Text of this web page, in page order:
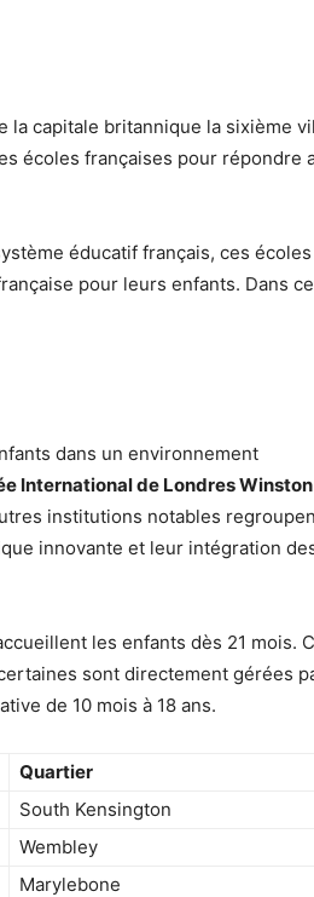
la capitale britannique la sixième
écoles françaises pour répondre
éducatif français, ces
pour leurs enfants. Dans
dans un environnement
International de Londres Winston
institutions notables
innovante et leur intégration
les enfants dès 21 mois.
sont directement gérées
de 10 mois à 18 ans.
Quartier
South Kensington
Wembley
Marylebone